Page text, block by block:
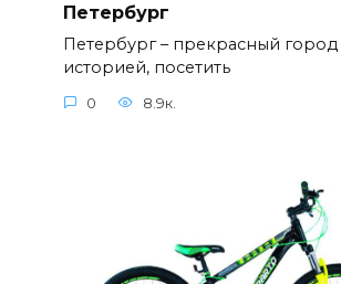
Петербург
Петербург – прекрасный город
историей, посетить
0 8.9к.